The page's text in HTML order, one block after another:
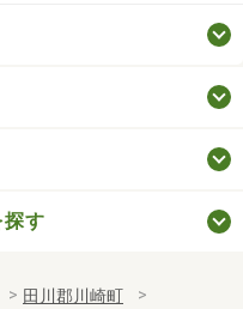
す
田川郡川崎町